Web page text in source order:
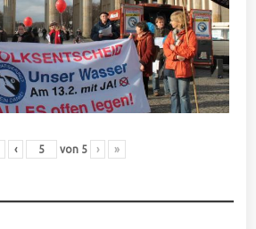
‹ von 5 › »